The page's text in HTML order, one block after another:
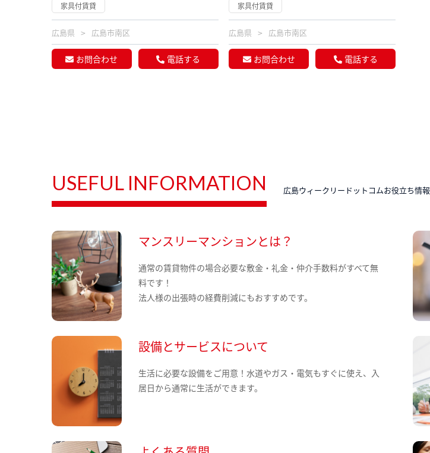
家具付賃貸
広島県 広島市南区
お問合わせ 電話する
家具付賃貸
広島県 広島市南区
お問合わせ 電話する
USEFUL INFORMATION 広島ウィークリードットコムお役立ち情報
マンスリーマンションとは？
通常の賃貸物件の場合必要な敷金・礼金・仲介手数料がすべて無
料です！
法人様の出張時の経費削減にもおすすめです。
設備とサービスについて
生活に必要な設備をご用意！水道やガス・電気もすぐに使え、入
居日から通常に生活ができます。